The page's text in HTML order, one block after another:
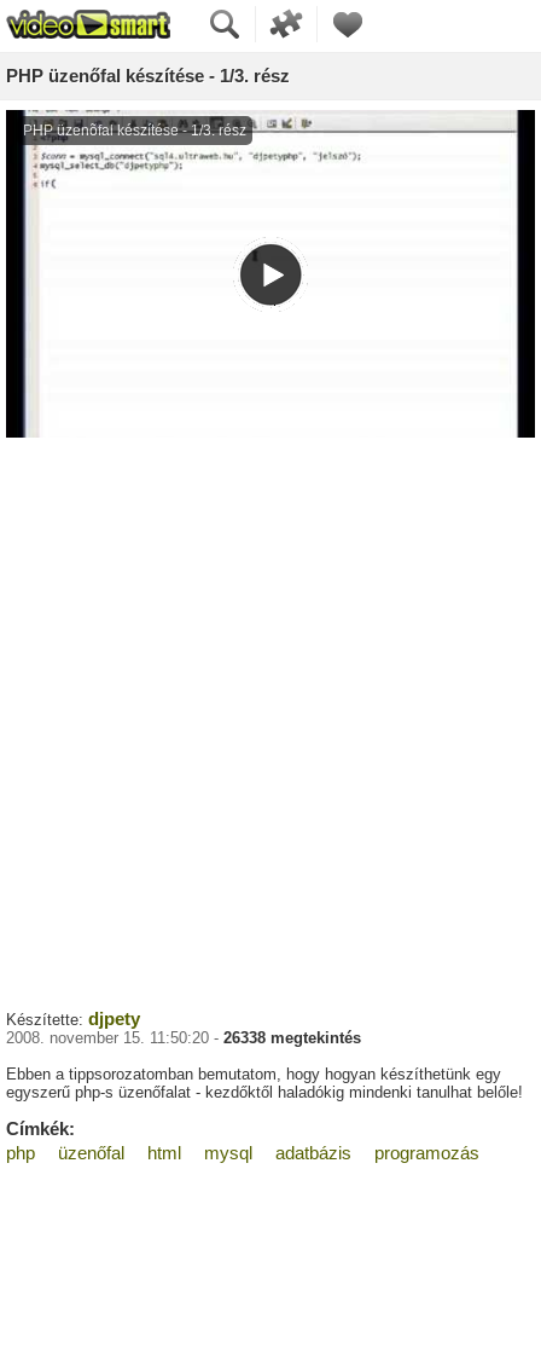
PHP üzenőfal készítése - 1/3. rész
Készítette: djpety
2008. november 15. 11:50:20 - 26338 megtekintés
Ebben a tippsorozatomban bemutatom, hogy hogyan készíthetünk egy
egyszerű php-s üzenőfalat - kezdőktől haladókig mindenki tanulhat belőle!
Címkék:
php
üzenőfal html mysql adatbázis programozás